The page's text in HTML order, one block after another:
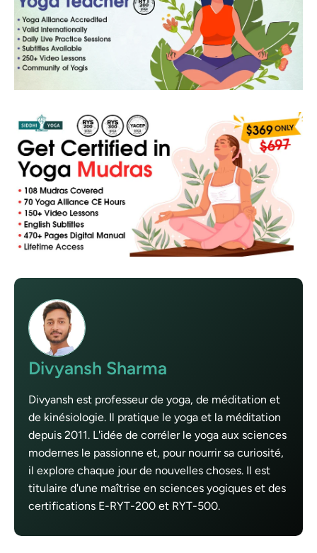
Divyansh Sharma
Divyansh est professeur de yoga, de méditation et
de kinésiologie. Il pratique le yoga et la méditation
depuis 2011. L'idée de corréler le yoga aux sciences
modernes le passionne et, pour nourrir sa curiosité,
il explore chaque jour de nouvelles choses. Il est
titulaire d'une maîtrise en sciences yogiques et des
certifications E-RYT-200 et RYT-500.